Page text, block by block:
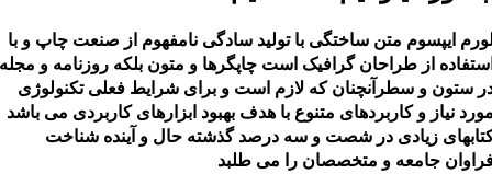
ایپسوم متن ساختگی با تولید سادگی نامفهوم از صنعت چاپ و با
از طراحان گرافیک است چاپگرها و متون بلکه روزنامه و مجله
ستون و سطرآنچنان که لازم است و برای شرایط فعلی تکنولوژی
نیاز و کاربردهای متنوع با هدف بهبود ابزارهای کاربردی می باشد
زیادی در شصت و سه درصد گذشته حال و آینده شناخت
جامعه و متخصصان را می طلبد